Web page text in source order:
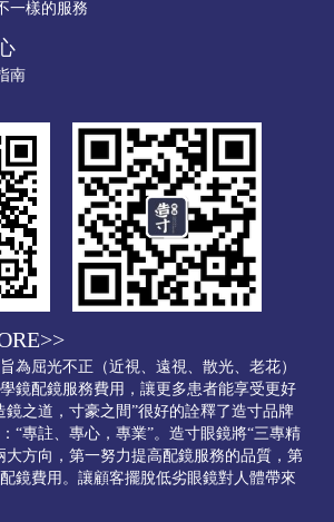
一樣的服務
南
為屈光不正（近視、遠視、散光、老花）
鏡配鏡服務費用，讓更多患者能享受更好
鏡之道，寸豪之間”很好的詮釋了造寸品牌
“專註、專心，專業”。造寸眼鏡將“三專精
大方向，第一努力提高配鏡服務的品質，第
鏡費用。讓顧客擺脫低劣眼鏡對人體帶來